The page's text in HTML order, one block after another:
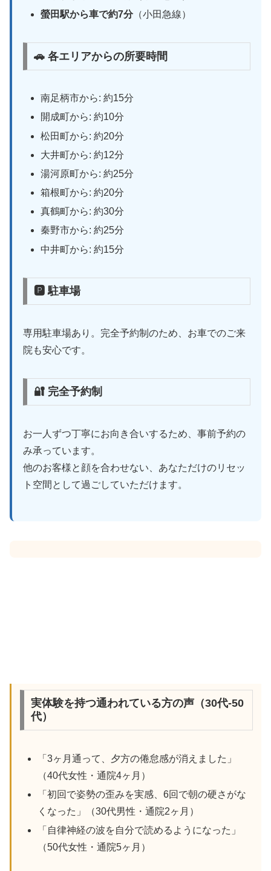
螢田駅から車で約7分（小田急線）
🚗 各エリアからの所要時間
南足柄市から: 約15分
開成町から: 約10分
松田町から: 約20分
大井町から: 約12分
湯河原町から: 約25分
箱根町から: 約20分
真鶴町から: 約30分
秦野市から: 約25分
中井町から: 約15分
🅿 駐車場
専用駐車場あり。完全予約制のため、お車でのご来
院も安心です。
🔐 完全予約制
お一人ずつ丁寧にお向き合いするため、事前予約の
み承っています。
他のお客様と顔を合わせない、あなただけのリセッ
ト空間として過ごしていただけます。
実体験を持つ通われている方の声（30代-50
代）
「3ヶ月通って、夕方の倦怠感が消えました」
（40代女性・通院4ヶ月）
「初回で姿勢の歪みを実感、6回で朝の硬さがな
くなった」（30代男性・通院2ヶ月）
「自律神経の波を自分で読めるようになった」
（50代女性・通院5ヶ月）